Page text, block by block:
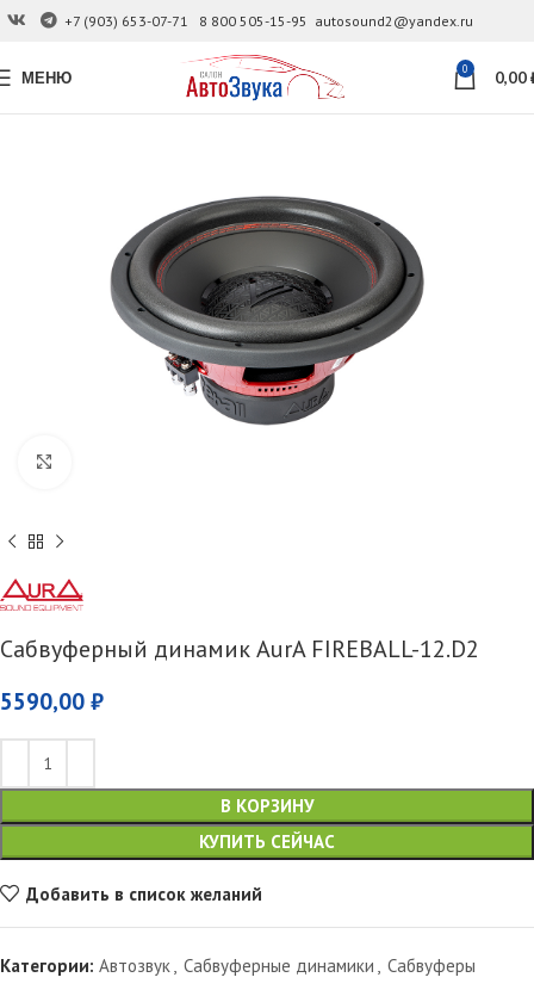
+7 (903) 653-07-71 8 800 505-15-95 autosound2@yandex.ru
МЕНЮ 0 0,00
Сабвуферный динамик AurA FIREBALL-12.D2
5590,00 ₽
В КОРЗИНУ
КУПИТЬ СЕЙЧАС
Добавить в список желаний
Категории: Автозвук, Сабвуферные динамики , Сабвуферы